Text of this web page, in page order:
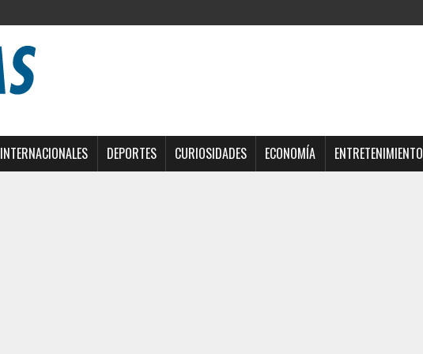
INTERNACIONALES DEPORTES CURIOSIDADES ECONOMÍA ENTRETENIMIENTO